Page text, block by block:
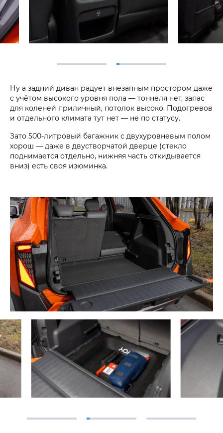
Ну а задний диван радует внезапным простором даже
с учётом высокого уровня пола — тоннеля нет, запас
для коленей приличный, потолок высоко. Подогревов
и отдельного климата тут нет — не по статусу.
Зато 500-литровый багажник с двухуровневым полом
хорош — даже в двустворчатой дверце (стекло
поднимается отдельно, нижняя часть откидывается
вниз) есть своя изюминка.